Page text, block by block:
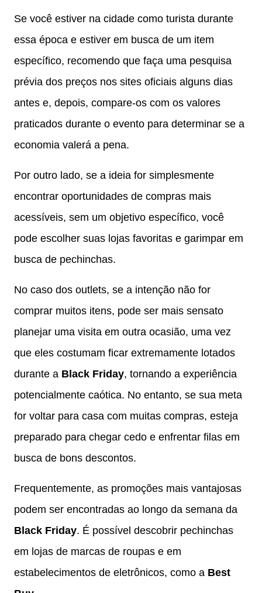
Se você estiver na cidade como turista durante
essa época e estiver em busca de um item
específico, recomendo que faça uma pesquisa
prévia dos preços nos sites oficiais alguns dias
antes e, depois, compare-os com os valores
praticados durante o evento para determinar se a
economia valerá a pena.
Por outro lado, se a ideia for simplesmente
encontrar oportunidades de compras mais
acessíveis, sem um objetivo específico, você
pode escolher suas lojas favoritas e garimpar em
busca de pechinchas.
No caso dos outlets, se a intenção não for
comprar muitos itens, pode ser mais sensato
planejar uma visita em outra ocasião, uma vez
que eles costumam ficar extremamente lotados
durante a Black Friday, tornando a experiência
potencialmente caótica. No entanto, se sua meta
for voltar para casa com muitas compras, esteja
preparado para chegar cedo e enfrentar filas em
busca de bons descontos.
Frequentemente, as promoções mais vantajosas
podem ser encontradas ao longo da semana da
Black Friday. É possível descobrir pechinchas
em lojas de marcas de roupas e em
estabelecimentos de eletrônicos, como a Best